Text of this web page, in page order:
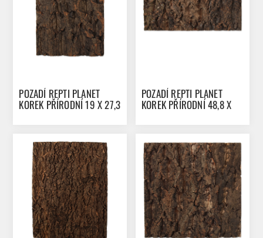
POZADÍ REPTI PLANET
KOREK PŘÍRODNÍ 19 X 27,3
POZADÍ REPTI PLANET
KOREK PŘÍRODNÍ 48,8 X